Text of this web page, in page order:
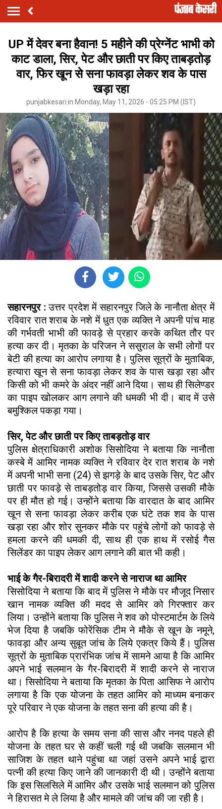
UP में देवर बना हैवान! 5 महीने की प्रेग्नेंट भाभी को
काट डाला, सिर, पेट और छाती पर किए ताबड़तोड़
वार, फिर खून से सना फावड़ा लेकर शव के पास
खड़ा रहा
punjabkesari.in Monday, May 11, 2026 - 05:25 PM (IST)
सहारनपुर :उत्तर प्रदेश में सहारनपुर जिले के नानौता क्षेत्र में
रविवार रात शराब के नशे में धुत एक व्यक्ति ने अपनी पांच माह
की गर्भवती भाभी की फावड़े से प्रहार करके कथित तौर पर
हत्या कर दी। मृतका के परिजन ने ससुराल के सभी लोगों पर
बेटी की हत्या का आरोप लगाया है। पुलिस सूत्रों के मुताबिक,
हत्यारा खून से सना फावड़ा लेकर शव के पास खड़ा रहा और
किसी को भी कमरे के अंदर नहीं आने दिया। साथ ही सिलेण्डर
का पाइप खोलकर आग लगाने की धमकी भी दी। बाद में उसे
बमुश्किल पकड़ा गया।
सिर, पेट और छाती पर किए ताबड़तोड़ वार
पुलिस क्षेत्राधिकारी अशोक सिसोदिया ने बताया कि नानौता
कस्बे में आमिर नामक व्यक्ति ने रविवार देर रात शराब के नशे
में अपनी भाभी सना (24) से झगड़े के बाद उसके सिर, पेट और
छाती पर फावड़े से ताबड़तोड़ वार किया, जिससे उसकी मौके
पर ही मौत हो गई। उन्होंने बताया कि वारदात के बाद आमिर
खून से सना फावड़ा लेकर करीब एक घंटे तक शव के पास
खड़ा रहा और शोर सुनकर मौके पर पहुंचे लोगों को फावड़े से
हमला करने की धमकी दी, साथ ही एक हाथ में रसोई गैस
सिलेंडर का पाइप लेकर आग लगाने की बात भी कही।
भाई के गैर-बिरादरी में शादी करने से नाराज था आमिर
सिसोदिया ने बताया कि बाद में पुलिस ने मौके पर मौजूद निसार
खान नामक व्यक्ति की मदद से आमिर को गिरफ्तार कर
लिया। उन्होंने बताया कि पुलिस ने शव को पोस्टमार्टम के लिये
भेज दिया है जबकि फोरेंसिक टीम ने मौके से खून के नमूने,
फावड़ा और अन्य सुबूत जांच के लिये एकत्र किये हैं। पुलिस
सूत्रों के मुताबिक प्रारंभिक जांच में सामने आया है कि आमिर
अपने भाई सलमान के गैर-बिरादरी में शादी करने से नाराज
था। सिसोदिया ने बताया कि मृतका के पिता आसिफ ने आरोप
लगाया है कि एक योजना के तहत आमिर को माध्यम बनाकर
पूरे परिवार ने एक योजना के तहत सना की हत्या की है।
आरोप है कि हत्या के समय सना की सास और ननद पहले ही
योजना के तहत घर से कहीं चली गई थी जबकि सलमान भी
साजिश के तहत थाने पहुंचा था जहां उसने अपने भाई द्वारा
पत्नी की हत्या किए जाने की जानकारी दी थी। उन्होंने बताया
कि इस सिलसिले में आमिर और उसके भाई सलमान को पुलिस
ने हिरासत मे ले लिया है और मामले की जांच की जा रही है।